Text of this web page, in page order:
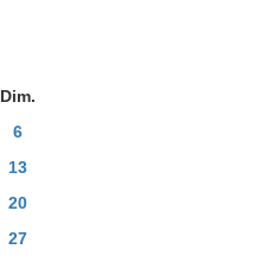
Dim.
6
13
20
27